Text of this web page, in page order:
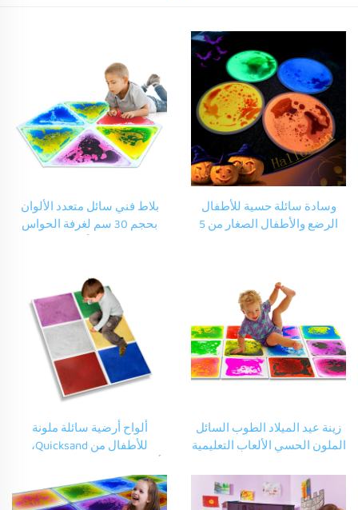
وسادة سائلة حسية للأطفال
الرضع والأطفال الصغار من 5
بلاط فني سائل متعدد الألوان
بحجم 30 سم لغرفة الحواس
للعب للأطفال ذوي اضطراب
طيف التوحد
زينة عيد الميلاد الطوب السائل
الملون الحسي الألعاب التعليمية
الوسائط المتعددة روضة
الأطفال غرفة الرقص
ألواح أرضية سائلة ملونة
للأطفال من Quicksand،
الميلاد، ألواح أرضية داخلية من
الفينيل